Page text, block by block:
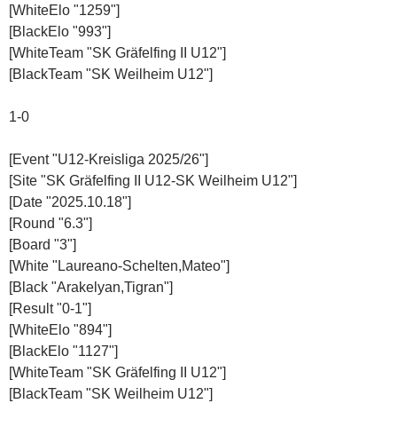
[WhiteElo "1259"]
[BlackElo "993"]
[WhiteTeam "SK Gräfelfing II U12"]
[BlackTeam "SK Weilheim U12"]
1-0
[Event "U12-Kreisliga 2025/26"]
[Site "SK Gräfelfing II U12-SK Weilheim U12"]
[Date "2025.10.18"]
[Round "6.3"]
[Board "3"]
[White "Laureano-Schelten,Mateo"]
[Black "Arakelyan,Tigran"]
[Result "0-1"]
[WhiteElo "894"]
[BlackElo "1127"]
[WhiteTeam "SK Gräfelfing II U12"]
[BlackTeam "SK Weilheim U12"]